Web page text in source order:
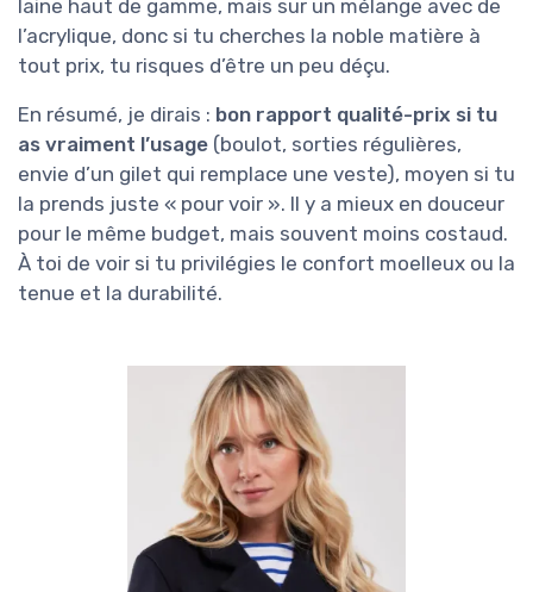
laine haut de gamme, mais sur un mélange avec de
l’acrylique, donc si tu cherches la noble matière à
tout prix, tu risques d’être un peu déçu.
En résumé, je dirais : bon rapport qualité-prix si tu
as vraiment l’usage (boulot, sorties régulières,
envie d’un gilet qui remplace une veste), moyen si tu
la prends juste « pour voir ». Il y a mieux en douceur
pour le même budget, mais souvent moins costaud.
À toi de voir si tu privilégies le confort moelleux ou la
tenue et la durabilité.